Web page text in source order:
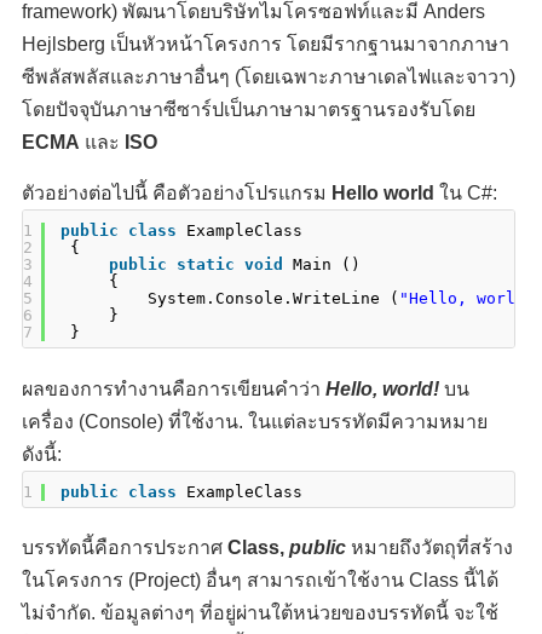
framework) พัฒนาโดยบริษัทไมโครซอฟท์และมี Anders
Hejlsberg เป็นหัวหน้าโครงการ โดยมีรากฐานมาจากภาษา
ซีพลัสพลัสและภาษาอื่นๆ (โดยเฉพาะภาษาเดลไฟและจาวา)
โดยปัจจุบันภาษาซีซาร์ปเป็นภาษามาตรฐานรองรับโดย
ECMA และ ISO
ตัวอย่างต่อไปนี้ คือตัวอย่างโปรแกรม Hello world ใน C#:
1
2
3
4
5
6
7
public class
ExampleClass
{
public
static void
Main ()
{
System.Console.WriteLine ( "Hello,
}
}
ผลของการทำงานคือการเขียนคำว่า Hello, world!บน
เครื่อง (Console) ที่ใช้งาน. ในแต่ละบรรทัดมีความหมาย
ดังนี้:
1 public class ExampleClass
บรรทัดนี้คือการประกาศ Class, public หมายถึงวัตถุที่สร้าง
ในโครงการ (Project) อื่นๆ สามารถเข้าใช้งาน Class นี้ได้
ไม่จำกัด. ข้อมูลต่างๆ ที่อยู่ผ่านใต้หน่วยของบรรทัดนี้ จะใช้